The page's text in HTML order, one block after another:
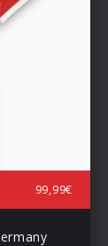
99,99€